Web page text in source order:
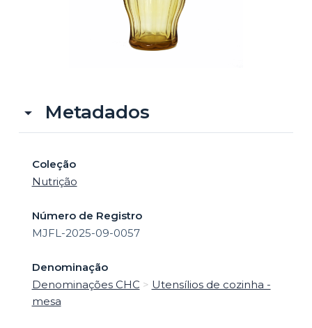
Metadados
Coleção
Nutrição
Número de Registro
MJFL-2025-09-0057
Denominação
Denominações CHC > Utensílios de cozinha -
mesa